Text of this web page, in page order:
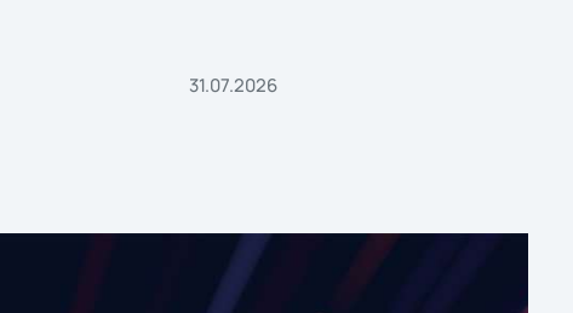
31.07.2026